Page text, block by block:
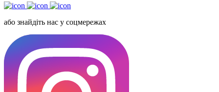
або знайдіть нас у соцмережах